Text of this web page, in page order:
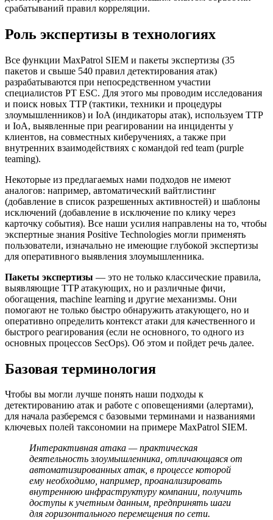
срабатываний правил корреляции.
Роль экспертизы в технологиях
Все функции MaxPatrol SIEM и пакеты экспертизы (35
пакетов и свыше 540 правил детектирования атак)
разрабатываются при непосредственном участии
специалистов PT ESC. Для этого мы проводим исследования
и поиск новых TTP (тактики, техники и процедуры
злоумышленников) и IoA (индикаторы атак), используем TTP
и IoA, выявленные при реагировании на инциденты у
клиентов, на совместных киберучениях, а также при
внутренних взаимодействиях с командой red team (purple
teaming).
Некоторые из предлагаемых нами подходов не имеют
аналогов: например, автоматический вайтлистинг
(добавление в список разрешенных активностей) и шаблоны
исключений (добавление в исключение по клику через
карточку события). Все наши усилия направлены на то, чтобы
экспертные знания Positive Technologies могли применять
пользователи, изначально не имеющие глубокой экспертизы
для оперативного выявления злоумышленника.
Пакеты экспертизы — это не только классические правила,
выявляющие TTP атакующих, но и различные фичи,
обогащения, machine learning и другие механизмы. Они
помогают не только быстро обнаружить атакующего, но и
оперативно определить контекст атаки для качественного и
быстрого реагирования (если не основного, то одного из
основных процессов SecOps). Об этом и пойдет речь далее.
Базовая терминология
Чтобы вы могли лучше понять наши подходы к
детектированию атак и работе с оповещениями (алертами),
для начала разберемся с базовыми терминами и названиями
ключевых полей таксономии на примере MaxPatrol SIEM.
Интерактивная атака — практическая
деятельность злоумышленника, отличающаяся от
автоматизированных атак, в процессе которой
ему необходимо, например, проанализировать
внутреннюю инфраструктуру компании, получить
доступы к учетным данным, предпринять шаги
для горизонтального перемещения по сети.